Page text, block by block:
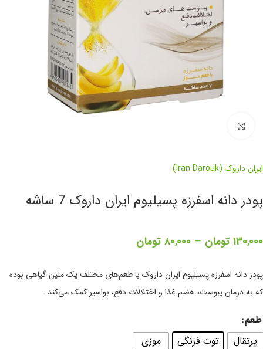
ایران داروک (Iran Darouk)
پودر دانه اسفرزه پسیلیوم ایران داروک 7 ساشه
۱۳۰,۰۰۰ تومان – ۸۰,۰۰۰ تومان
پودر دانه اسفرزه پسیلیوم ایران داروک با طعم‌های مختلف یک ملین گیاهی بوده
که به درمان یبوست، هضم غذا و اختلالات دفع، بواسیر کمک می‌کند.
طعم
پرتقال
توت فرنگی موزی